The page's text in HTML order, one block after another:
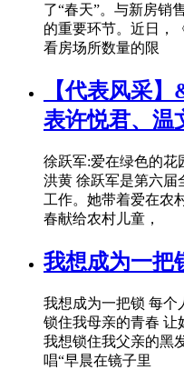
了“春天”。与新房销
的重要环节。近日，
看房场所数量的限
【代表风采
表许悦君、温
徐跃军:爱在绿色的花
洪黄 徐跃军是第六届
工作。她带着爱在农
春献给农村儿童，
我想成为一把
我想成为一把锁 每个
锁住我母亲的青春 让
我想锁住我父亲的黑
唱“早晨在镜子里